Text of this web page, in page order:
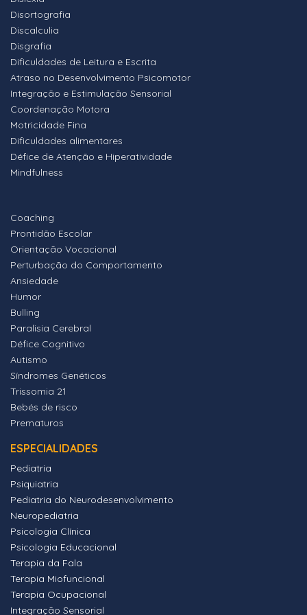
Disortografia
Discalculia
Disgrafia
Dificuldades de Leitura e Escrita
Atraso no Desenvolvimento Psicomotor
Integração e Estimulação Sensorial
Coordenação Motora
Motricidade Fina
Dificuldades alimentares
Défice de Atenção e Hiperatividade
Mindfulness
Coaching
Prontidão Escolar
Orientação Vocacional
Perturbação do Comportamento
Ansiedade
Humor
Bulling
Paralisia Cerebral
Défice Cognitivo
Autismo
Síndromes Genéticos
Trissomia 21
Bebés de risco
Prematuros
ESPECIALIDADES
Pediatria
Psiquiatria
Pediatria do Neurodesenvolvimento
Neuropediatria
Psicologia Clínica
Psicologia Educacional
Terapia da Fala
Terapia Miofuncional
Terapia Ocupacional
Integração Sensorial